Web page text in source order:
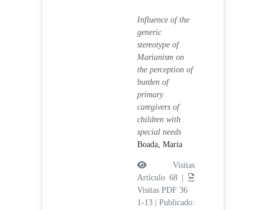
Influence of the
generic
stereotype of
Marianism on
the perception of
burden of
primary
caregivers of
children with
special needs
Boada, Maria
Visitas
Artículo 68 |
Visitas PDF 36
1-13
Publicado: